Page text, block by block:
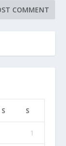
S S
1